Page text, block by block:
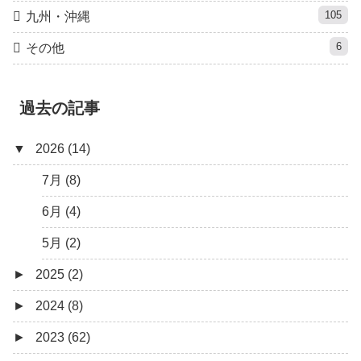
九州・沖縄 105
その他 6
過去の記事
▼ 2026 (14)
7月 (8)
6月 (4)
5月 (2)
► 2025 (2)
12月 (1)
6月 (1)
► 2024 (8)
8月 (1)
► 2023 (62)